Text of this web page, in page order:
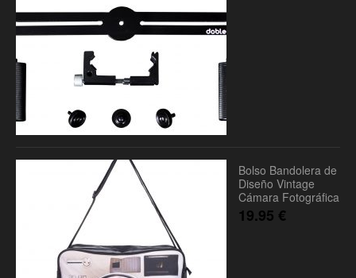
Bolso Bandolera de
Diseño Vintage
Cámara Fotográfica
19.95 €